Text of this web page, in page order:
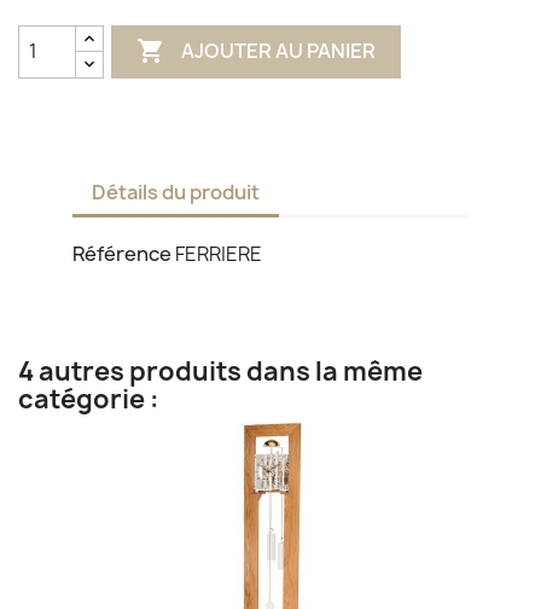
 AJOUTER AU PANIER
Détails du produit
Référence FERRIERE
4 autres produits dans la même
catégorie :